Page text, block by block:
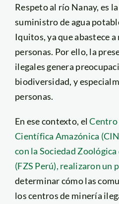
Respeto al río Nanay, es
suministro de agua
Iquitos, ya que abastece
personas. Por ello, la
ilegales genera
biodiversidad, y
personas.
En ese contexto, elCentro
Científica Amazónica
con la Sociedad
(FZS Perú), realizaron un
determinar cómo las
los centros de minería